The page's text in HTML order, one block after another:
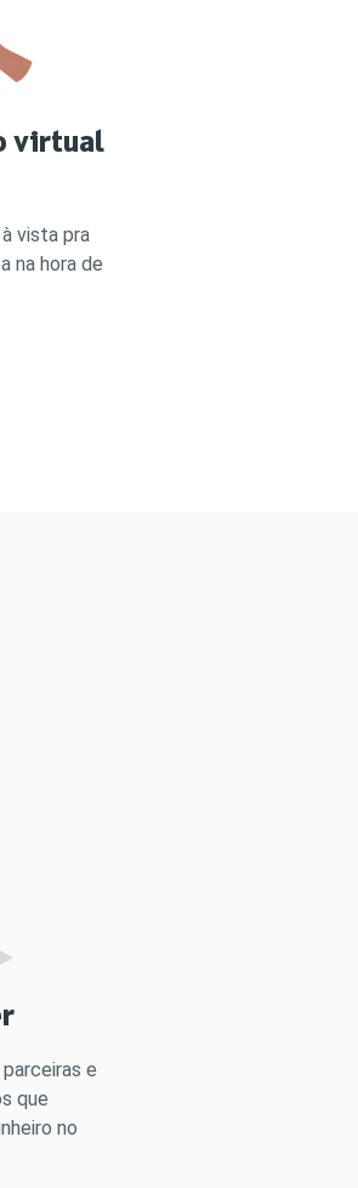
virtual
vista pra
na hora de
e
que
no